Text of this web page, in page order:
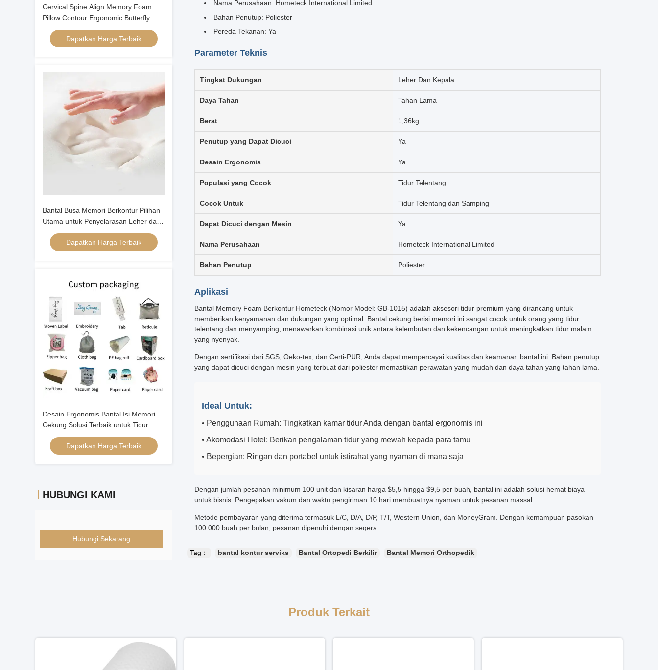
Cervical Spine Align Memory Foam
Pillow Contour Ergonomic Butterfly
Shape
Dapatkan Harga Terbaik
Bantal Busa Memori Berkontur Pilihan
Utama untuk Penyelarasan Leher dan
Kepala bagi Tidur Telentang
Dapatkan Harga Terbaik
Desain Ergonomis Bantal Isi Memori
Cekung Solusi Terbaik untuk Tidur
Malam yang Nyenyak
Dapatkan Harga Terbaik
HUBUNGI KAMI
Hubungi Sekarang
Nama Perusahaan: Hometeck International Limited
Bahan Penutup: Poliester
Pereda Tekanan: Ya
Parameter Teknis
Tingkat Dukungan Leher Dan Kepala
Daya Tahan Tahan Lama
Berat 1,36kg
Penutup yang Dapat Dicuci Ya
Desain Ergonomis Ya
Populasi yang Cocok Tidur Telentang
Cocok Untuk Tidur Telentang dan Samping
Dapat Dicuci dengan Mesin Ya
Nama Perusahaan Hometeck International Limited
Bahan Penutup Poliester
Aplikasi
Bantal Memory Foam Berkontur Hometeck (Nomor Model: GB-1015) adalah aksesori tidur premium yang dirancang untuk
memberikan kenyamanan dan dukungan yang optimal. Bantal cekung berisi memori ini sangat cocok untuk orang yang tidur
telentang dan menyamping, menawarkan kombinasi unik antara kelembutan dan kekencangan untuk meningkatkan tidur malam
yang nyenyak.
Dengan sertifikasi dari SGS, Oeko-tex, dan Certi-PUR, Anda dapat mempercayai kualitas dan keamanan bantal ini. Bahan penutup
yang dapat dicuci dengan mesin yang terbuat dari poliester memastikan perawatan yang mudah dan daya tahan yang tahan lama.
Ideal Untuk:
• Penggunaan Rumah: Tingkatkan kamar tidur Anda dengan bantal ergonomis ini
• Akomodasi Hotel: Berikan pengalaman tidur yang mewah kepada para tamu
• Bepergian: Ringan dan portabel untuk istirahat yang nyaman di mana saja
Dengan jumlah pesanan minimum 100 unit dan kisaran harga $5,5 hingga $9,5 per buah, bantal ini adalah solusi hemat biaya
untuk bisnis. Pengepakan vakum dan waktu pengiriman 10 hari membuatnya nyaman untuk pesanan massal.
Metode pembayaran yang diterima termasuk L/C, D/A, D/P, T/T, Western Union, dan MoneyGram. Dengan kemampuan pasokan
100.000 buah per bulan, pesanan dipenuhi dengan segera.
Tag： bantal kontur serviks Bantal Ortopedi Berkilir Bantal Memori Orthopedik
Produk Terkait